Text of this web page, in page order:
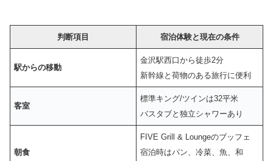
判断項目 宿泊体験と現在の条件
駅からの移動
金沢駅西口から徒歩2分
新幹線と荷物のある旅行に便利
客室
標準キング/ツインは32平米
バスタブと独立シャワーあり
朝食
FIVE Grill & Loungeのブッフェ
宿泊時はパン、冷菜、魚、和